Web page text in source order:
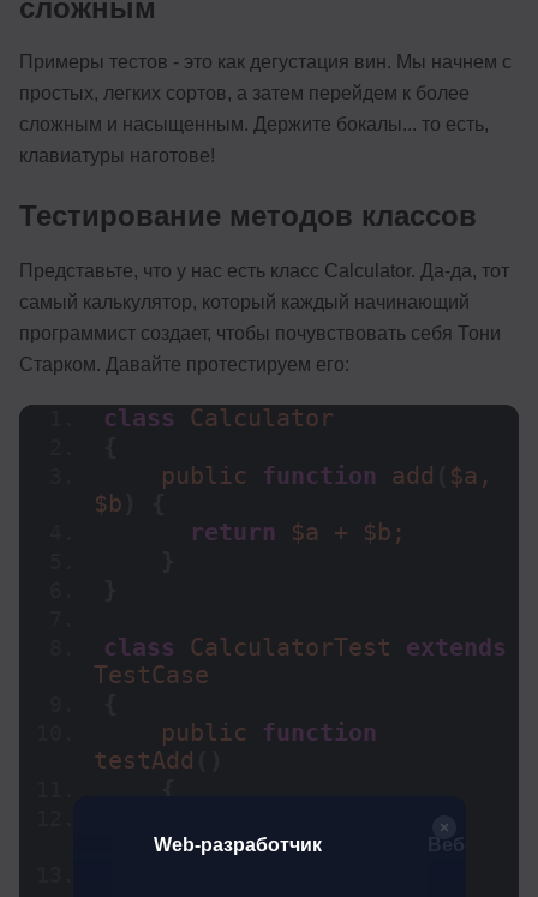
сложным
Примеры тестов - это как дегустация вин. Мы начнем с
простых, легких сортов, а затем перейдем к более
сложным и насыщенным. Держите бокалы... то есть,
клавиатуры наготове!
Тестирование методов классов
Представьте, что у нас есть класс Calculator. Да-да, тот
самый калькулятор, который каждый начинающий
программист создает, чтобы почувствовать себя Тони
Старком. Давайте протестируем его:
class Calculator
    public
function add
$a,
$b
return $a + $b;
class CalculatorTest extends
TestCase
    public
function
testAdd
Calculator();
Web-разработчик Веб-